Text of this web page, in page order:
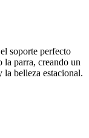
soporte perfecto
la parra, creando un
belleza estacional.